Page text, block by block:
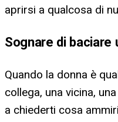
aprirsi a qualcosa di
Sognare di baciare
Quando la donna è
collega, una vicina,
a chiederti cosa